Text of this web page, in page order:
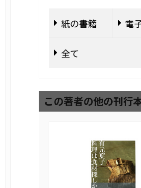
紙の書籍 電
全て
この著者の他の刊行